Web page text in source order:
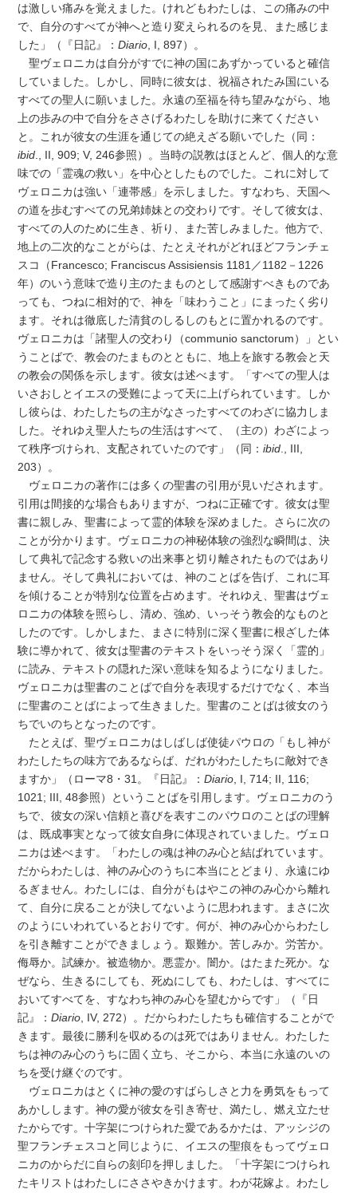
は激しい痛みを覚えました。けれどもわたしは、この痛みの中
で、自分のすべてが神へと造り変えられるのを見、また感じま
した」（『日記』：Diario , I, 897）。
聖ヴェロニカは自分がすでに神の国にあずかっていると確信
していました。しかし、同時に彼女は、祝福されたみ国にいる
すべての聖人に願いました。永遠の至福を待ち望みながら、地
上の歩みの中で自分をささげるわたしを助けに来てください
と。これが彼女の生涯を通じての絶えざる願いでした（同：
ibid ., II, 909; V, 246参照）。当時の説教はほとんど、個人的な意
味での「霊魂の救い」を中心としたものでした。これに対して
ヴェロニカは強い「連帯感」を示しました。すなわち、天国へ
の道を歩むすべての兄弟姉妹との交わりです。そして彼女は、
すべての人のために生き、祈り、また苦しみました。他方で、
地上の二次的なことがらは、たとえそれがどれほどフランチェ
スコ（Francesco; Franciscus Assisiensis 1181／1182－1226
年）のいう意味で造り主のたまものとして感謝すべきものであ
っても、つねに相対的で、神を「味わうこと」にまったく劣り
ます。それは徹底した清貧のしるしのもとに置かれるのです。
ヴェロニカは「諸聖人の交わり（communio sanctorum）」とい
うことばで、教会のたまものとともに、地上を旅する教会と天
の教会の関係を示します。彼女は述べます。「すべての聖人は
いさおしとイエスの受難によって天に上げられています。しか
し彼らは、わたしたちの主がなさったすべてのわざに協力しま
した。それゆえ聖人たちの生活はすべて、（主の）わざによっ
て秩序づけられ、支配されていたのです」（同：ibid ., III,
203）。
ヴェロニカの著作には多くの聖書の引用が見いだされます。
引用は間接的な場合もありますが、つねに正確です。彼女は聖
書に親しみ、聖書によって霊的体験を深めました。さらに次の
ことが分かります。ヴェロニカの神秘体験の強烈な瞬間は、決
して典礼で記念する救いの出来事と切り離されたものではあり
ません。そして典礼においては、神のことばを告げ、これに耳
を傾けることが特別な位置を占めます。それゆえ、聖書はヴェ
ロニカの体験を照らし、清め、強め、いっそう教会的なものと
したのです。しかしまた、まさに特別に深く聖書に根ざした体
験に導かれて、彼女は聖書のテキストをいっそう深く「霊的」
に読み、テキストの隠れた深い意味を知るようになりました。
ヴェロニカは聖書のことばで自分を表現するだけでなく、本当
に聖書のことばによって生きました。聖書のことばは彼女のう
ちでいのちとなったのです。
たとえば、聖ヴェロニカはしばしば使徒パウロの「もし神が
わたしたちの味方であるならば、だれがわたしたちに敵対でき
ますか」（ローマ8・31。『日記』：Diario , I, 714; II, 116;
1021; III, 48参照）ということばを引用します。ヴェロニカのう
ちで、彼女の深い信頼と喜びを表すこのパウロのことばの理解
は、既成事実となって彼女自身に体現されていました。ヴェロ
ニカは述べます。「わたしの魂は神のみ心と結ばれています。
だからわたしは、神のみ心のうちに本当にとどまり、永遠にゆ
るぎません。わたしには、自分がもはやこの神のみ心から離れ
て、自分に戻ることが決してないように思われます。まさに次
のようにいわれているとおりです。何が、神のみ心からわたし
を引き離すことができましょう。艱難か。苦しみか。労苦か。
侮辱か。試練か。被造物か。悪霊か。闇か。はたまた死か。な
ぜなら、生きるにしても、死ぬにしても、わたしは、すべてに
おいてすべてを、すなわち神のみ心を望むからです」（『日
記』：Diario , IV, 272）。だからわたしたちも確信することがで
きます。最後に勝利を収めるのは死ではありません。わたした
ちは神のみ心のうちに固く立ち、そこから、本当に永遠のいの
ちを受け継ぐのです。
ヴェロニカはとくに神の愛のすばらしさと力を勇気をもって
あかしします。神の愛が彼女を引き寄せ、満たし、燃え立たせ
たからです。十字架につけられた愛であるかたは、アッシジの
聖フランチェスコと同じように、イエスの聖痕をもってヴェロ
ニカのからだに自らの刻印を押しました。「十字架につけられ
たキリストはわたしにささやきかけます。わが花嫁よ。わたし